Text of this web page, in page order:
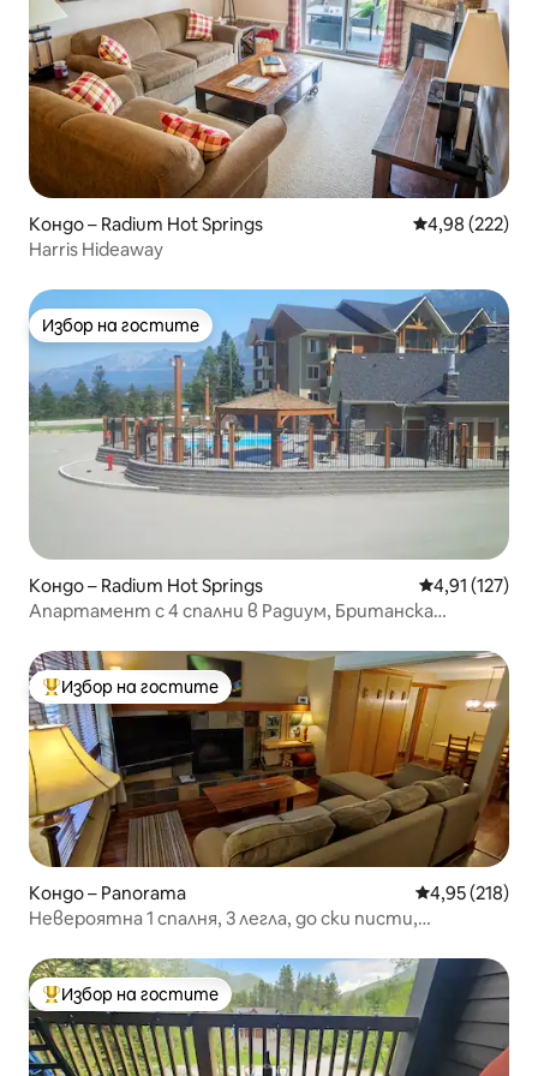
Кондо – Radium Hot Springs Средна
4,98 (222)
Harris Hideaway
Избор на гостите
Избор на гостите
Кондо – Radium Hot Springs Средна
4,91 (127)
Апартамент с 4 спални в Радиум, Британска
Най-популярен избор на гостите
Избор на гостите
Кондо – Panorama Средна
4,95 (218)
Невероятна 1 спалня, 3 легла, до ски писти,
Най-популярен избор на гостите
Избор на гостите